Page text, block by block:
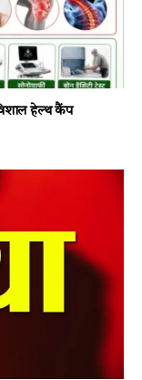
हेल्थ कैंप